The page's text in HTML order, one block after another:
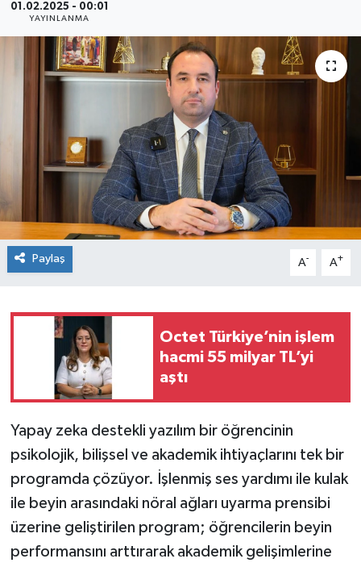
01.02.2025 - 00:01
YAYINLANMA
Paylaş A- A+
Octet Türkiye’nin işlem
hacmi 55 milyar TL’yi
aştı
Yapay zeka destekli yazılım bir öğrencinin
psikolojik, bilişsel ve akademik ihtiyaçlarını tek bir
programda çözüyor. İşlenmiş ses yardımı ile kulak
ile beyin arasındaki nöral ağları uyarma prensibi
üzerine geliştirilen program; öğrencilerin beyin
performansını arttırarak akademik gelişimlerine
ŞİRKET PANO
SÖYLEŞİ